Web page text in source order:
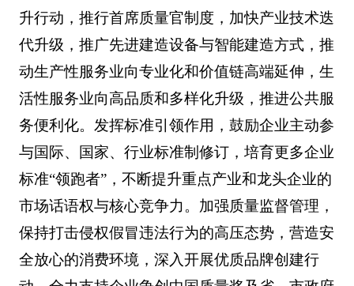
升行动，推行首席质量官制度，加快产业技术迭
代升级，推广先进建造设备与智能建造方式，推
动生产性服务业向专业化和价值链高端延伸，生
活性服务业向高品质和多样化升级，推进公共服
务便利化。发挥标准引领作用，鼓励企业主动参
与国际、国家、行业标准制修订，培育更多企业
标准“领跑者”，不断提升重点产业和龙头企业的
市场话语权与核心竞争力。加强质量监督管理，
保持打击侵权假冒违法行为的高压态势，营造安
全放心的消费环境，深入开展优质品牌创建行